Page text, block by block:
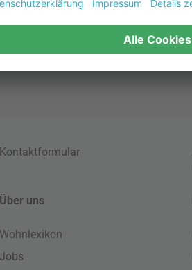
Schlafsofa
Wandregale
Kontaktformular
Über uns
Wohnlexikon
Jobs